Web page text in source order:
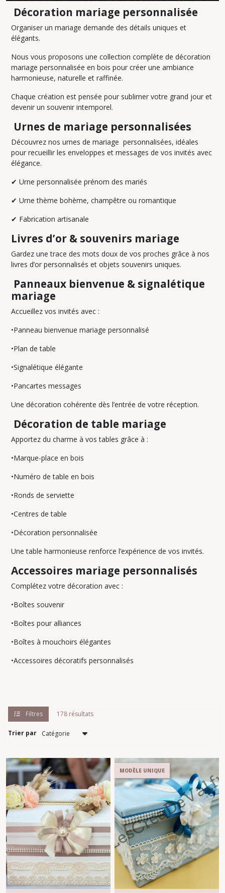
Décoration mariage personnalisée
Organiser un mariage demande des détails uniques et
élégants.
Nous vous proposons une collection complète de décoration
mariage personnalisée en bois pour créer une ambiance
harmonieuse, naturelle et raffinée.
Chaque création est pensée pour sublimer votre grand jour et
devenir un souvenir intemporel.
Urnes de mariage personnalisées
Découvrez nos urnes de mariage personnalisées, idéales
pour recueillir les enveloppes et messages de vos invités avec
élégance.
✔ Urne personnalisée prénom des mariés
✔ Urne thème bohème, champêtre ou romantique
✔ Fabrication artisanale
Livres d’or & souvenirs mariage
Gardez une trace des mots doux de vos proches grâce à nos
livres d’or personnalisés et objets souvenirs uniques.
Panneaux bienvenue & signalétique
mariage
Accueillez vos invités avec :
•Panneau bienvenue mariage personnalisé
•Plan de table
•Signalétique élégante
•Pancartes messages
Une décoration cohérente dès l’entrée de votre réception.
Décoration de table mariage
Apportez du charme à vos tables grâce à :
•Marque-place en bois
•Numéro de table en bois
•Ronds de serviette
•Centres de table
•Décoration personnalisée
Une table harmonieuse renforce l’expérience de vos invités.
Accessoires mariage personnalisés
Complétez votre décoration avec :
•Boîtes souvenir
•Boîtes pour alliances
•Boîtes à mouchoirs élégantes
•Accessoires décoratifs personnalisés
Filtres 178 résultats
Trier par
MODÈLE UNIQUE
BOIS
(6)
DÉCORATION
TABLE
(42)
DE
SERVIETTE
À
MOUCHOIRS
(2)
Afficher
résultats